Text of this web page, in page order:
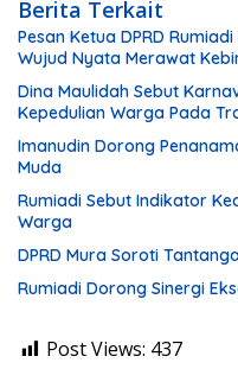
Berita Terkait
Pesan Ketua DPRD
Wujud Nyata Merawat
Dina Maulidah Sebut
Kepedulian Warga Pada
Imanudin Dorong
Muda
Rumiadi Sebut Indikator
Warga
DPRD Mura Soroti
Rumiadi Dorong Sinergi
Post Views: 437